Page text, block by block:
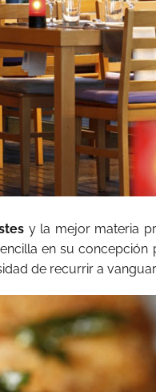
y la mejor materia
en su concepción
de recurrir a